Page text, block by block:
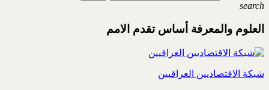
search
العلوم والمعرفة أساس تقدم الامم
شبكة الاقتصاديين العراقيين